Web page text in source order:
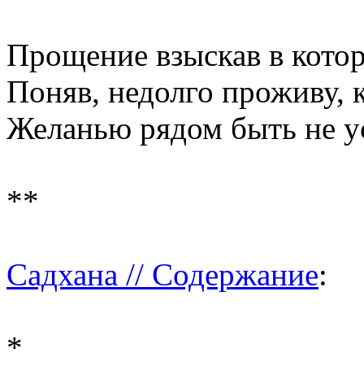
Прощение взыскав в
Поняв, недолго проживу,
Желанью рядом быть не
**
Садхана // Содержание:
*